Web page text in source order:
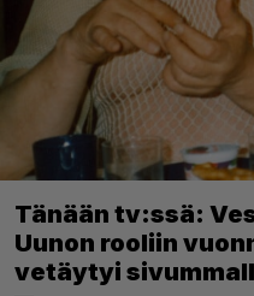
Tänään tv:ssä:
Uunon rooliin
vetäytyi